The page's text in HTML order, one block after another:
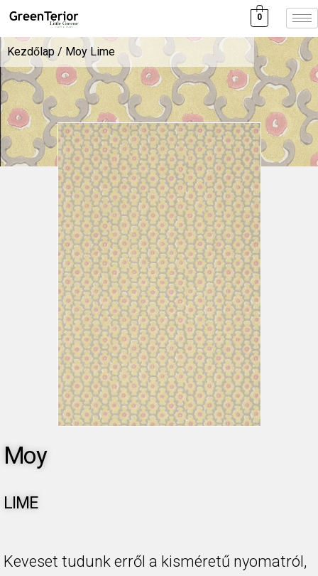
0
Kezdőlap / Moy Lime
Moy
LIME
Keveset tudunk erről a kisméretű nyomatról,